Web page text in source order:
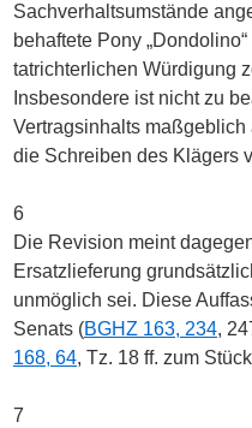
Sachverhaltsumstände
behaftete Pony
tatrichterlichen Würdigung
Insbesondere ist nicht zu
Vertragsinhalts
die Schreiben des Klägers
6
Die Revision meint
Ersatzlieferung
unmöglich sei. Diese
Senats (BGHZ 163, 234,
168, 64, Tz. 18 ff. zum
7